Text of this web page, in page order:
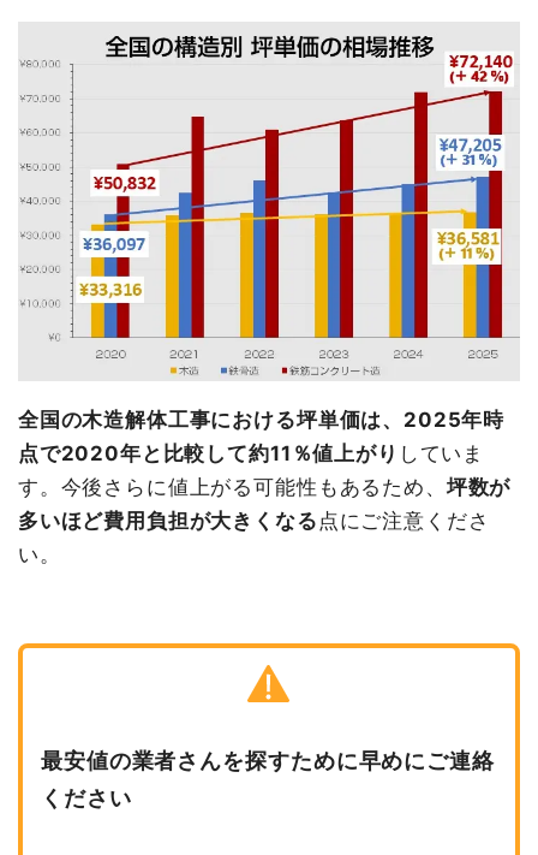
全国の木造解体工事における坪単価は、2025年時
点で2020年と比較して約11％値上がり していま
す。今後さらに値上がる可能性もあるため、 坪数が
多いほど費用負担が大きくなる 点にご注意くださ
い。
最安値の業者さんを探すために早めにご連絡
ください